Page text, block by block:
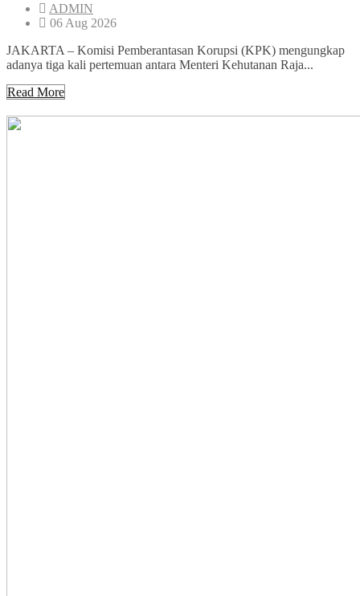
ADMIN
06 Aug 2026
JAKARTA – Komisi Pemberantasan Korupsi (KPK) mengungkap
adanya tiga kali pertemuan antara Menteri Kehutanan Raja...
Read More